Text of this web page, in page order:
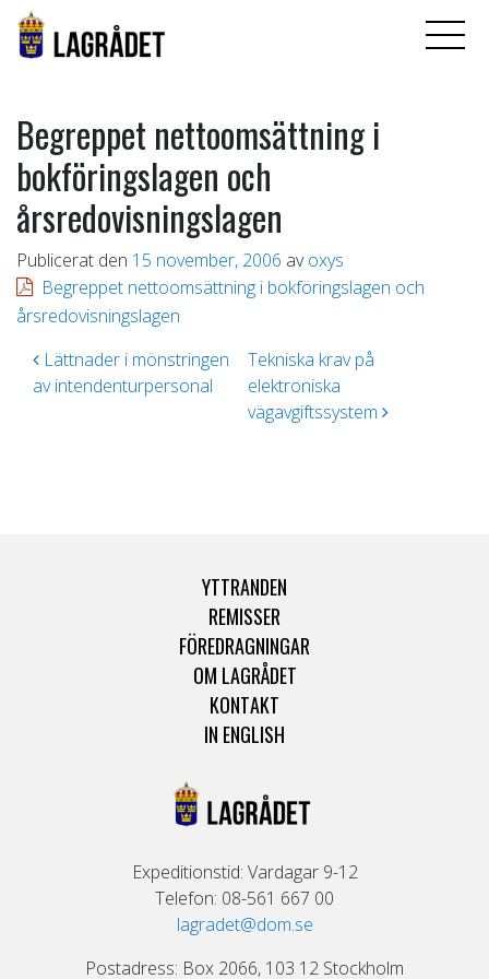
Begreppet nettoomsättning i
bokföringslagen och
årsredovisningslagen
Publicerat den 15 november, 2006 av oxys
Begreppet nettoomsättning i bokföringslagen och
årsredovisningslagen
Inläggsnavigering
Lättnader i mönstringen
av intendenturpersonal
Tekniska krav på
elektroniska
vägavgiftssystem
YTTRANDEN
REMISSER
FÖREDRAGNINGAR
OM LAGRÅDET
KONTAKT
IN ENGLISH
Expeditionstid: Vardagar 9-12
Telefon: 08-561 667 00
lagradet@dom.se
Postadress: Box 2066, 103 12 Stockholm